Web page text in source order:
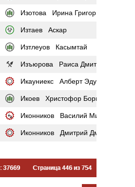
Изотова Ирина Григорьевна
Изтаев Аскар
Изтлеуов Касымтай
Изъюрова Раиса Дмитриевна
Икауниекс Алберт Эдуардович
Икоев Христофор Борисович
Иконников Василий Михайлович
Иконников Дмитрий Дмитриевич
37669 Страница 446 из 754